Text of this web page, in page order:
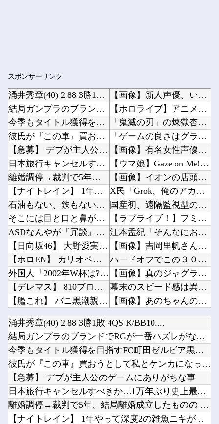
スポンサーリンク
涌井秀章(40) 2.88 3勝1敗 4QS K/BB10.00
結局ガンプラのブランドでRGが一番ハズレがないよね？
今季もタイトル獲得を目指すFC町田ゼルビア黒田剛監督が抱負を語る
彼氏が『この車』買おうとして私とケンカになってるんだけどｗｗｗｗｗｗ
【急募】 デブが主人公のゲームにありがちな事
日本旅行キャンセルすべきか…1万年ぶり史上最大級の火山の兆し＝韓国の反応
離婚調停→裁判で5年、結局離婚成立したものの 別居期間中の生活費で1000万近くむしりとら...
【ナイトレイン】 1年やって深度2の雑魚ニキが発見される
石油もない、鉄もない、国土の7割は山…それでも日本が世界屈指の経済大国になれた「勤勉さ」以...
そこには目と口と鼻があった。これはキメラですか？ → 謎の生物はこちらです…
ASDなんやが『冗談』とか『社交辞令』がマジでわからなくて怖い
【日向坂46】 大野愛実、暴露される...
【ホロEN】 カリオペ、劇場版『メイドインアビス』第一部の主題歌を担当！『アニソン歌手とし...
外国人「2002年W杯は?」韓国サッカーに衝撃的不祥事！W杯予選でレフリーへの性的接待発覚...
【デレマス】 810プロエアコン騒動【ぷちかれシリーズ】
【艦これ】 バニ黒潮親潮 他
☆うまなみ・競馬にゅーす速報 終了のお知らせ
【FGO】 おかかさんのジャージ式イラスト！！ 赤いジャージが似合ってます！
ブログ更新停止のお知らせ
Powered by livedoor 相互RSS
【画像】新人声優、いきなりドエッチｗｗｗｗｗｗｗｗｗ他
【ホロライブ】アニメ「メイドインアビス」主題歌決定！「Chain of the Abyss...
「鬼滅の刃」の煉獄杏寿郎さんって、すぐに退場したのに何で人気あるの？？他
「ゲームの良さはグラフィックじゃない！」とか言ってる奴ってグラセフ6やりたくないの？他
【画像】有名女性声優「私はね、ハゲてる人が好きなの」他
【ウマ娘】Gaze on Me! の導入部分は薄暗くてピンクなエッ●っぽい雰囲気だから何で...
【画像】イオンの店頭に貼られた『ポケカの販売案内』が強気すぎると話題にｗｗｗｗ他
X民「Grok、俺のアカウントで一番気持ち悪いポストを教えて」→超火力の回答に完全敗北する...
国産初、遠隔監視型の自動運転トラクター…クボタが来春に発売！他
【ラブライブ！】フミコって可愛くね？他
江本孟紀「そんなにお体が大事なら甲子園なんてやめちゃえばいい」他
【画像】吉岡里帆さん、アドリブでお○ぱいを自ら触らせてしまうｗｗｗｗｗｗｗ他
ハードオフでこの３０００円のノートパソコン見つけたんだけどどうですか？他
【画像】真のジャグラー演者さんの姿がカッコいいｗｗｗｗｗ他
幕末のスピード感は異常他
【画像】あのちゃんの後ろ姿、「デカい」「いや普通」で大論争ｗｗｗｗ他
【悲報】価格高騰の波、次は「PC用マザーボード」か他
【悲報】アメリカ政府、日本円をアルゼンチン通貨危機と同列扱いへ・・・他
人気YouTuberさん、動画内で最悪の秘密がバレて終わる・・・他
台湾への140億ドル規模の武器売却「確信している」 …米共和党重鎮、マコール議員が表明！他
【悲報】チーター、無理矢理カメラを設置されてしょんぼり顔他
中国「大洪水！」三峡ダム「9門開放！（全力放流」中国都市「三峡沿線の道路水没」中国政府「高...
【画像】福原遥さん、意外とあるｗ他
モンスターハンターというゲームの魅力ってどんな部分だと思う？他
涌井秀章(40) 2.88 3勝1敗 4QS K/BB10....
結局ガンプラのブランドでRGが一番ハズレがないよね？
今季もタイトル獲得を目指すFC町田ゼルビア黒田剛監督が抱負を...
彼氏が『この車』買おうとして私とケンカになってるんだけどｗｗ...
【急募】 デブが主人公のゲームにありがちな事
日本旅行キャンセルすべきか…1万年ぶり史上最大級の火山の兆し...
離婚調停→裁判で5年、結局離婚成立したものの 別居期間中の生...
【ナイトレイン】 1年やって深度2の雑魚ニキが発見される